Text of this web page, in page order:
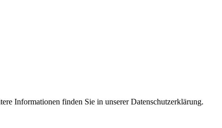
Informationen finden Sie in unserer Datenschutzerklärung.